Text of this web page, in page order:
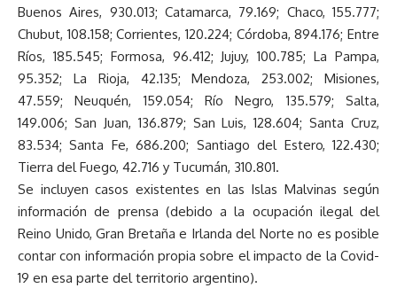
Buenos Aires, 930.013; Catamarca, 79.169; Chaco, 155.777;
Chubut, 108.158; Corrientes, 120.224; Córdoba, 894.176; Entre
Ríos, 185.545; Formosa, 96.412; Jujuy, 100.785; La Pampa,
95.352; La Rioja, 42.135; Mendoza, 253.002; Misiones,
47.559; Neuquén, 159.054; Río Negro, 135.579; Salta,
149.006; San Juan, 136.879; San Luis, 128.604; Santa Cruz,
83.534; Santa Fe, 686.200; Santiago del Estero, 122.430;
Tierra del Fuego, 42.716 y Tucumán, 310.801.
Se incluyen casos existentes en las Islas Malvinas según
información de prensa (debido a la ocupación ilegal del
Reino Unido, Gran Bretaña e Irlanda del Norte no es posible
contar con información propia sobre el impacto de la Covid-
19 en esa parte del territorio argentino).